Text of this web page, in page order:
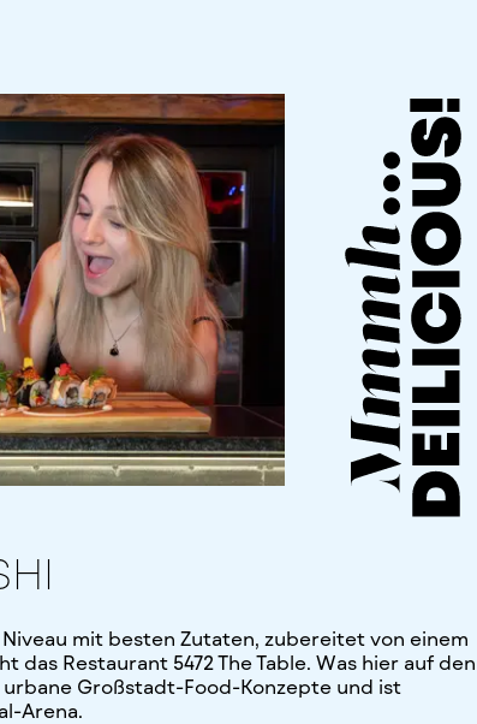
mit besten Zutaten, zubereitet von einem
Restaurant 5472 The Table. Was hier auf den
Großstadt-Food-Konzepte und ist
Arena.